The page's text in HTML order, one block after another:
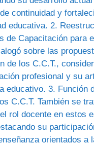
continuidad y
educativa. 2.
de Capacitación para
sobre las
de los C.C.T.,
profesional y su
educativo. 3. Función
C.C.T. También se
rol docente en estos
su
orientados a